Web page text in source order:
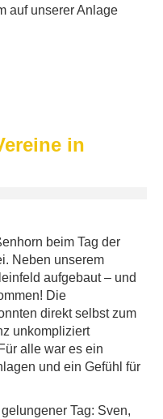
auf unserer Anlage
in
beim Tag der
Neben unserem
aufgebaut – und
Die
direkt selbst zum
unkompliziert
alle war es ein
und ein Gefühl für
Tag: Sven,